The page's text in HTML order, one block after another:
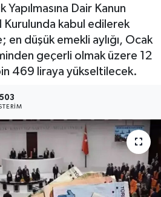
Yapılmasına Dair Kanun
kabul edilerek
en düşük emekli aylığı, Ocak
geçerli olmak üzere 12
469 liraya yükseltilecek.